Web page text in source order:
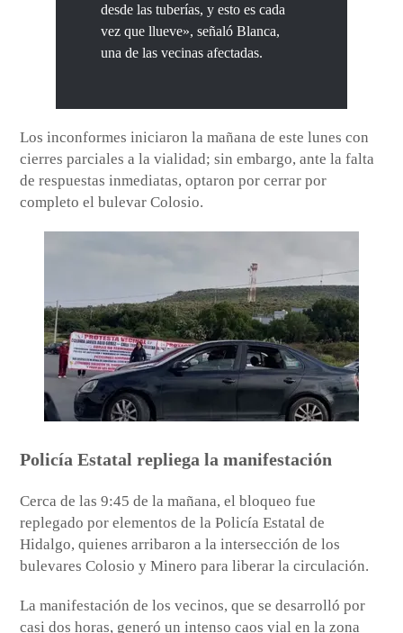
desde las tuberías, y esto es cada
vez que llueve», señaló Blanca,
una de las vecinas afectadas.
Los inconformes iniciaron la mañana de este lunes con
cierres parciales a la vialidad; sin embargo, ante la falta
de respuestas inmediatas, optaron por cerrar por
completo el bulevar Colosio.
Policía Estatal repliega la manifestación
Cerca de las 9:45 de la mañana, el bloqueo fue
replegado por elementos de la Policía Estatal de
Hidalgo, quienes arribaron a la intersección de los
bulevares Colosio y Minero para liberar la circulación.
La manifestación de los vecinos, que se desarrolló por
casi dos horas, generó un intenso caos vial en la zona